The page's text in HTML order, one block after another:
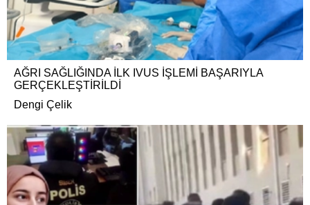
AĞRI SAĞLIĞINDA İLK IVUS İŞLEMİ BAŞARIYLA
GERÇEKLEŞTİRİLDİ
Dengi Çelik